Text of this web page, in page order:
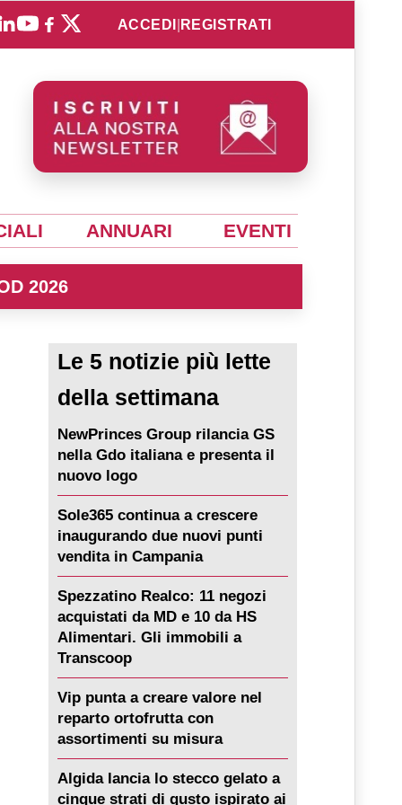
ACCEDI REGISTRATI
ANNUARI EVENTI
2026
Le 5 notizie più lette
della settimana
NewPrinces Group rilancia GS
nella Gdo italiana e presenta il
nuovo logo
Sole365 continua a crescere
inaugurando due nuovi punti
vendita in Campania
Spezzatino Realco: 11 negozi
acquistati da MD e 10 da HS
Alimentari. Gli immobili a
Transcoop
Vip punta a creare valore nel
reparto ortofrutta con
assortimenti su misura
Algida lancia lo stecco gelato a
cinque strati di gusto ispirato ai